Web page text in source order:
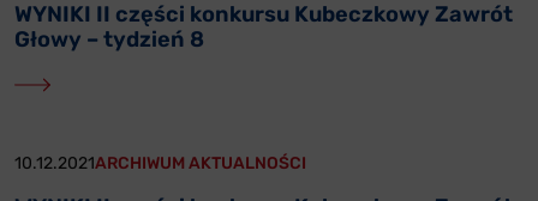
WYNIKI II części konkursu Kubeczkowy Zawrót
Głowy – tydzień 8
10.12.2021ARCHIWUM AKTUALNOŚCI
Oferty pracy
Kontakt